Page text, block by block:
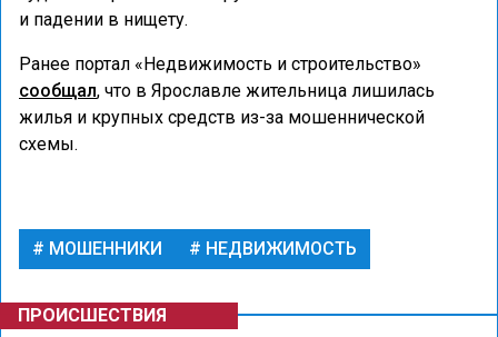
и падении в нищету.
Ранее портал «Недвижимость и строительство»
сообщал, что в Ярославле жительница лишилась
жилья и крупных средств из-за мошеннической
схемы.
МОШЕННИКИ НЕДВИЖИМОСТЬ
ПРОИСШЕСТВИЯ